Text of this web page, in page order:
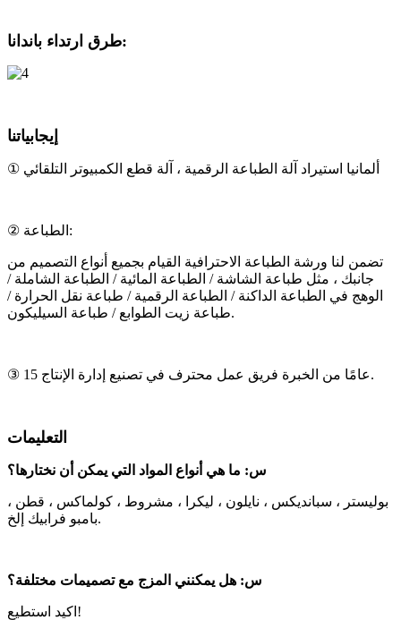
طرق ارتداء باندانا:
إيجابياتنا
① ألمانيا استيراد آلة الطباعة الرقمية ، آلة قطع الكمبيوتر التلقائي
② الطباعة:
تضمن لنا ورشة الطباعة الاحترافية القيام بجميع أنواع التصميم من
جانبك ، مثل طباعة الشاشة / الطباعة المائية / الطباعة الشاملة /
الوهج في الطباعة الداكنة / الطباعة الرقمية / طباعة نقل الحرارة /
طباعة زيت الطوابع / طباعة السيليكون.
③ 15 عامًا من الخبرة فريق عمل محترف في تصنيع إدارة الإنتاج.
التعليمات
س: ما هي أنواع المواد التي يمكن أن نختارها؟
بوليستر ، سبانديكس ، نايلون ، ليكرا ، مشروط ، كولماكس ، قطن ،
بامبو فرابيك إلخ.
س: هل يمكنني المزج مع تصميمات مختلفة؟
اكيد استطيع!